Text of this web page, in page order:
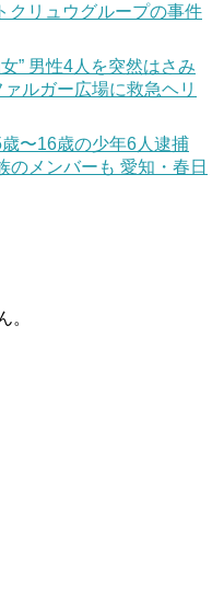
クリュウグループの事件
” 男性4人を突然はさみ
ルガー広場に救急ヘリ
〜16歳の少年6人逮捕
のメンバーも 愛知・春日
。